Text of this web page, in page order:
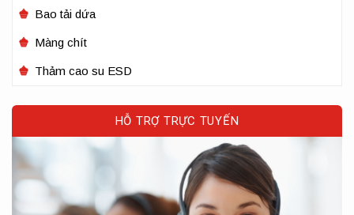
Bao tải dứa
Màng chít
Thảm cao su ESD
HỖ TRỢ TRỰC TUYẾN